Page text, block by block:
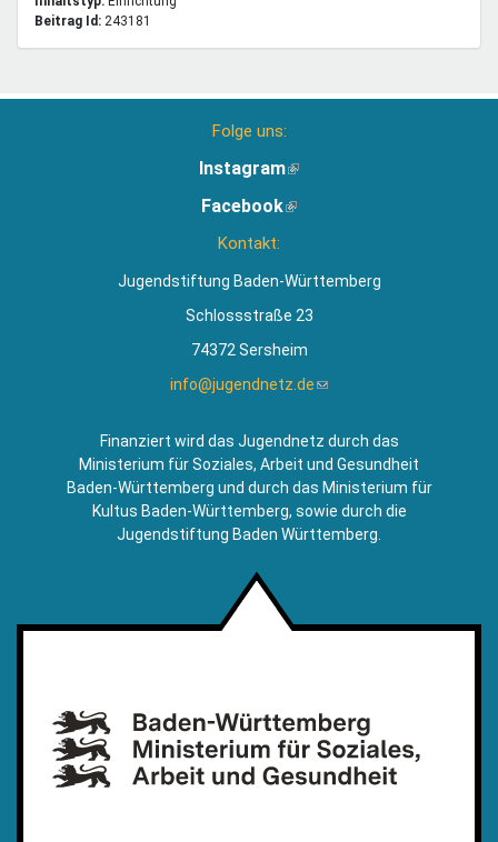
Beitrag Id: 243181
Folge uns:
Instagram(Link
extern)
Facebook(Link
Kontakt:
Jugendstiftung Baden-Württemberg
Schlossstraße 23
74372 Sersheim
info@jugendnetz.de(Link
Mail)
Finanziert wird das Jugendnetz durch das
Ministerium für Soziales, Arbeit und Gesundheit
Baden-Württemberg und durch das Ministerium für
Kultus Baden-Württemberg, sowie durch die
Jugendstiftung Baden Württemberg.